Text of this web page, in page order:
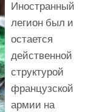
Иностранный
легион был и
остается
действенной
структурой
французской
армии на